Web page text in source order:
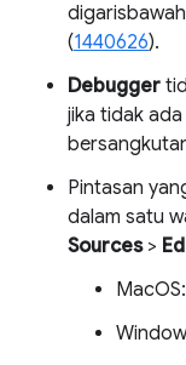
(1440626).
Debugger
jika tidak
Pintasan
dalam satu
Sources>
MacOS: